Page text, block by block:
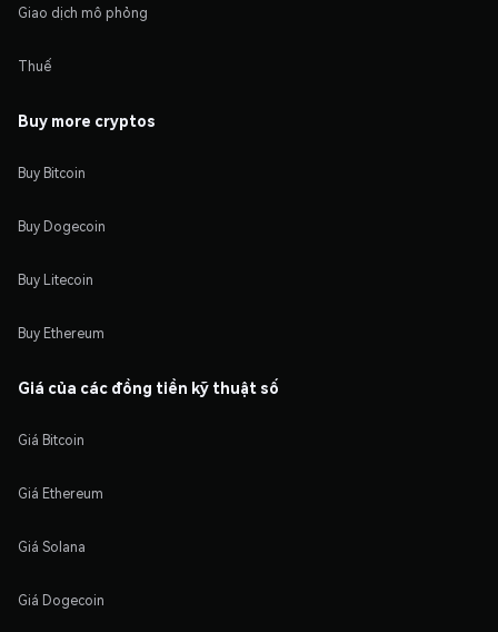
Giao dịch mô phỏng
Thuế
Buy more cryptos
Buy Bitcoin
Buy Dogecoin
Buy Litecoin
Buy Ethereum
Giá của các đồng tiền kỹ thuật số
Giá Bitcoin
Giá Ethereum
Giá Solana
Giá Dogecoin